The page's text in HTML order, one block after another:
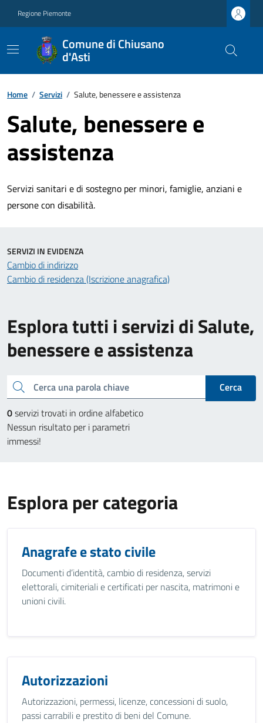
Regione Piemonte
Comune di Chiusano
d'Asti
Home / Servizi / Salute, benessere e assistenza
Salute, benessere e
assistenza
Servizi sanitari e di sostegno per minori, famiglie, anziani e
persone con disabilità.
Esplora tutti i servizi di Salute,
benessere e assistenza
Cerca una parola chiave
Cerca
0servizi trovati in ordine alfabetico
Nessun risultato per i parametri
immessi!
SERVIZI IN EVIDENZA
Cambio di indirizzo
Cambio di residenza (Iscrizione anagrafica)
Esplora per categoria
Anagrafe e stato civile
Documenti d’identità, cambio di residenza, servizi
elettorali, cimiteriali e certificati per nascita, matrimoni e
unioni civili.
Autorizzazioni
Autorizzazioni, permessi, licenze, concessioni di suolo,
passi carrabili e prestito di beni del Comune.